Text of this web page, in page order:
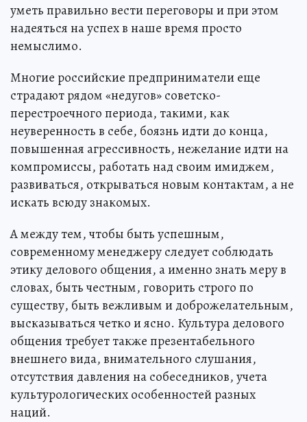
уметь правильно вести переговоры и при этом
надеяться на успех в наше время просто
немыслимо.
Многие российские предприниматели еще
страдают рядом «недугов» советско-
перестроечного периода, такими, как
неуверенность в себе, боязнь идти до конца,
повышенная агрессивность, нежелание идти на
компромиссы, работать над своим имиджем,
развиваться, открываться новым контактам, а не
искать всюду знакомых.
А между тем, чтобы быть успешным,
современному менеджеру следует соблюдать
этику делового общения, а именно знать меру в
словах, быть честным, говорить строго по
существу, быть вежливым и доброжелательным,
высказываться четко и ясно. Культура делового
общения требует также презентабельного
внешнего вида, внимательного слушания,
отсутствия давления на собеседников, учета
культурологических особенностей разных
наций.